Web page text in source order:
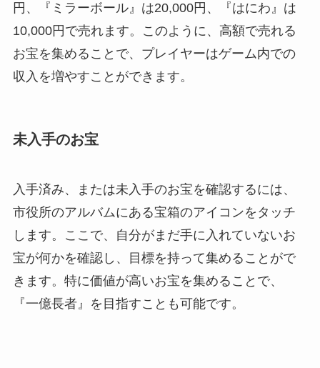
円、『ミラーボール』は20,000円、『はにわ』は
10,000円で売れます。このように、高額で売れる
お宝を集めることで、プレイヤーはゲーム内での
収入を増やすことができます。
未入手のお宝
入手済み、または未入手のお宝を確認するには、
市役所のアルバムにある宝箱のアイコンをタッチ
します。ここで、自分がまだ手に入れていないお
宝が何かを確認し、目標を持って集めることがで
きます。特に価値が高いお宝を集めることで、
『一億長者』を目指すことも可能です。